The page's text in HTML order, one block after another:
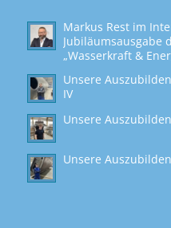
Markus Rest im
Jubiläumsausgabe
„Wasserkraft &
Unsere
IV
Unsere
Unsere